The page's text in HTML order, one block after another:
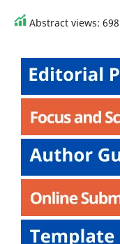
Abstract views: